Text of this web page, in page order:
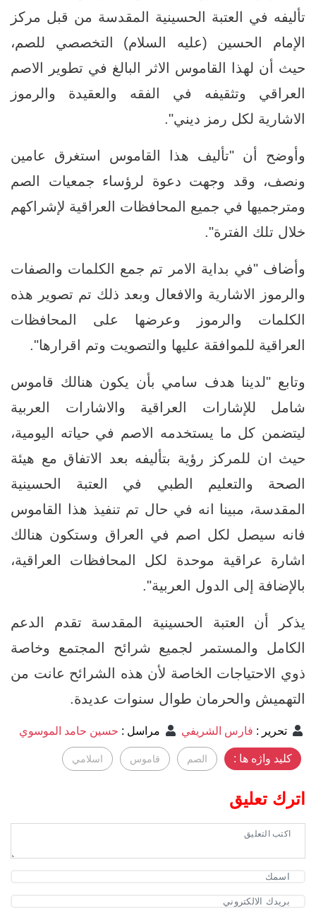
تأليفه في العتبة الحسينية المقدسة من قبل مركز
الإمام الحسين (عليه السلام) التخصصي للصم،
حيث أن لهذا القاموس الاثر البالغ في تطوير الاصم
العراقي وتثقيفه في الفقه والعقيدة والرموز
الاشارية لكل رمز ديني".
وأوضح أن "تأليف هذا القاموس استغرق عامين
ونصف، وقد وجهت دعوة لرؤساء جمعيات الصم
ومترجميها في جميع المحافظات العراقية لإشراكهم
خلال تلك الفترة".
وأضاف "في بداية الامر تم جمع الكلمات والصفات
والرموز الاشارية والافعال وبعد ذلك تم تصوير هذه
الكلمات والرموز وعرضها على المحافظات
العراقية للموافقة عليها والتصويت وتم اقرارها".
وتابع "لدينا هدف سامي بأن يكون هنالك قاموس
شامل للإشارات العراقية والاشارات العربية
ليتضمن كل ما يستخدمه الاصم في حياته اليومية،
حيث ان للمركز رؤية بتأليفه بعد الاتفاق مع هيئة
الصحة والتعليم الطبي في العتبة الحسينية
المقدسة، مبينا انه في حال تم تنفيذ هذا القاموس
فانه سيصل لكل اصم في العراق وستكون هنالك
اشارة عراقية موحدة لكل المحافظات العراقية،
بالإضافة إلى الدول العربية".
يذكر أن العتبة الحسينية المقدسة تقدم الدعم
الكامل والمستمر لجميع شرائح المجتمع وخاصة
ذوي الاحتياجات الخاصة لأن هذه الشرائح عانت من
التهميش والحرمان طوال سنوات عديدة.
تحرير : فارس الشريفي مراسل : حسين حامد الموسوي
کلید واژه ها : الصم قاموس اسلامي
اترك تعليق